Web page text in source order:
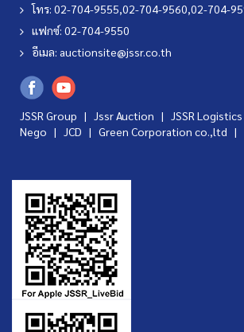
โทร: 02-704-9555,02-704-9560,02-704-
แฟกซ์: 02-704-9550
อีเมล: auctionsite@jssr.co.th
JSSR Group | Jssr Auction | JSSR Logistics
Nego | JCD | Green Corporation co.,ltd |